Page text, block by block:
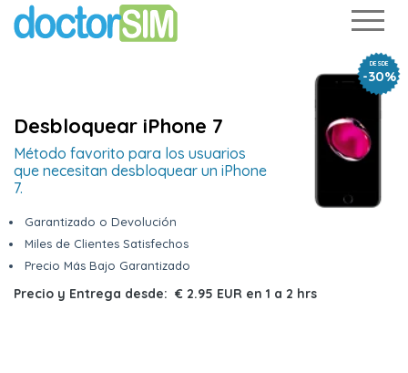
DESDE
-30%
Desbloquear iPhone 7
Método favorito para los usuarios
que necesitan desbloquear un iPhone
7.
Garantizado o Devolución
Miles de Clientes Satisfechos
Precio Más Bajo Garantizado
Precio y Entrega desde: € 2.95 EUR en 1 a 2 hrs